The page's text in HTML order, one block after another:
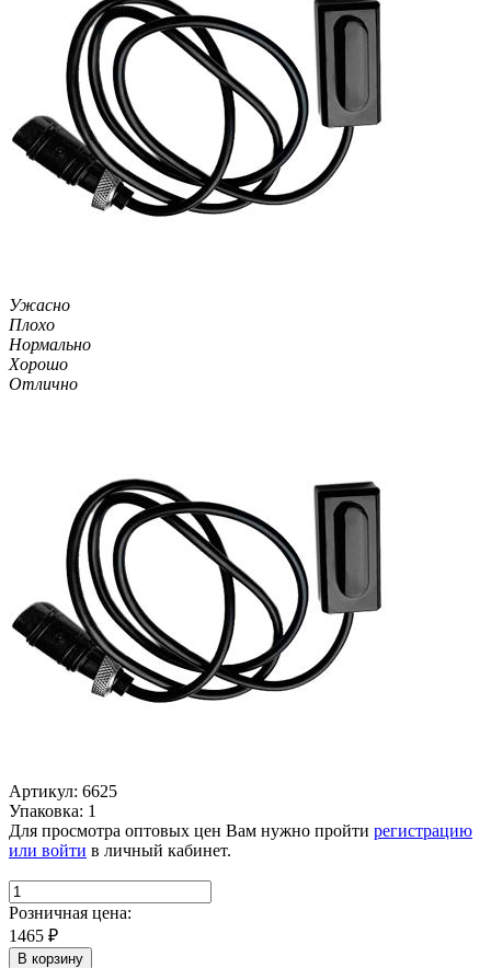
Ужасно
Плохо
Нормально
Хорошо
Отлично
Артикул: 6625
Упаковка: 1
Для просмотра оптовых цен Вам нужно пройти регистрацию
или войти в личный кабинет.
Розничная цена:
1465 ₽
В корзину